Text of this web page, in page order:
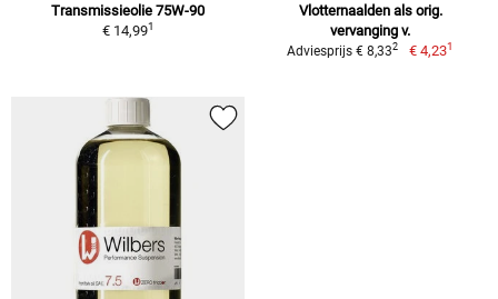
Transmissieolie 75W-90
€ 14,991
Vlotternaalden als orig.
vervanging v.
Adviesprijs € 8,332 € 4,231